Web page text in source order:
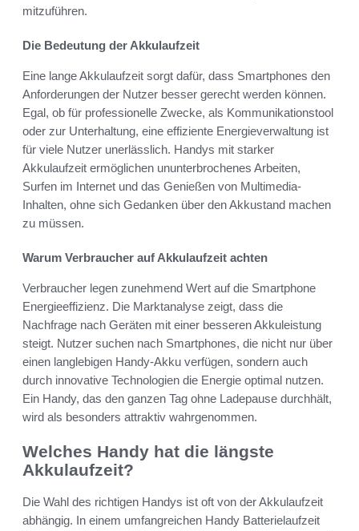
mitzuführen.
Die Bedeutung der Akkulaufzeit
Eine lange Akkulaufzeit sorgt dafür, dass Smartphones den
Anforderungen der Nutzer besser gerecht werden können.
Egal, ob für professionelle Zwecke, als Kommunikationstool
oder zur Unterhaltung, eine effiziente Energieverwaltung ist
für viele Nutzer unerlässlich. Handys mit starker
Akkulaufzeit ermöglichen ununterbrochenes Arbeiten,
Surfen im Internet und das Genießen von Multimedia-
Inhalten, ohne sich Gedanken über den Akkustand machen
zu müssen.
Warum Verbraucher auf Akkulaufzeit achten
Verbraucher legen zunehmend Wert auf die Smartphone
Energieeffizienz. Die Marktanalyse zeigt, dass die
Nachfrage nach Geräten mit einer besseren Akkuleistung
steigt. Nutzer suchen nach Smartphones, die nicht nur über
einen langlebigen Handy-Akku verfügen, sondern auch
durch innovative Technologien die Energie optimal nutzen.
Ein Handy, das den ganzen Tag ohne Ladepause durchhält,
wird als besonders attraktiv wahrgenommen.
Welches Handy hat die längste
Akkulaufzeit?
Die Wahl des richtigen Handys ist oft von der Akkulaufzeit
abhängig. In einem umfangreichen Handy Batterielaufzeit